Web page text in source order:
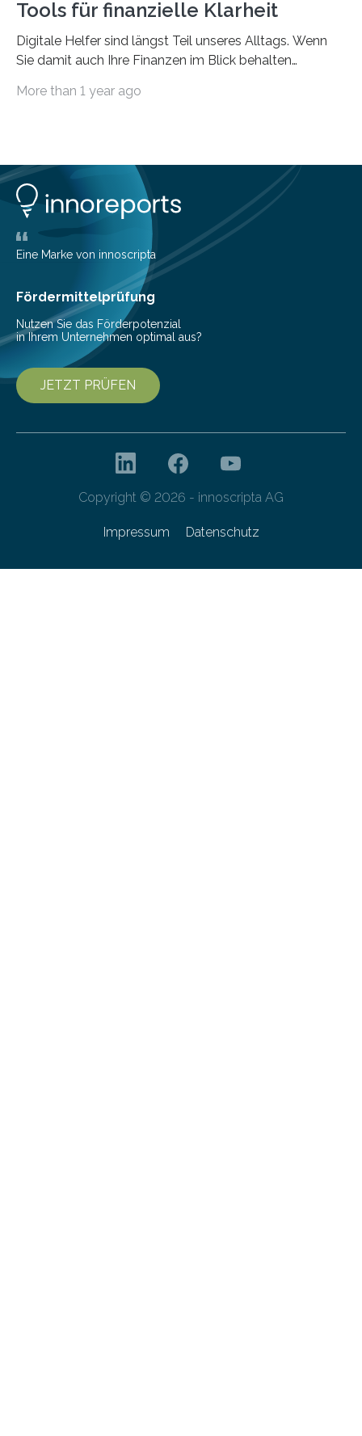
Tools für finanzielle Klarheit
Digitale Helfer sind längst Teil unseres Alltags. Wenn
Sie damit auch Ihre Finanzen im Blick behalten
die genau das ermöglichen: Sie helfen Ihnen, Ausgaben
Lösungen interessieren. 1. Multibanking-Tools: Alle
Konten auf einen Blick Viele Banken bieten bereits in
ihrem Online-Banking eine Multibanking-Funktion an,
mit der sich Konten bei anderen Banken…
More than 1 year ago
Eine Marke von innoscripta
Fördermittelprüfung
Nutzen Sie das Förderpotenzial
in Ihrem Unternehmen optimal aus?
JETZT PRÜFEN
Copyright © 2026 - innoscripta AG
Impressum Datenschutz